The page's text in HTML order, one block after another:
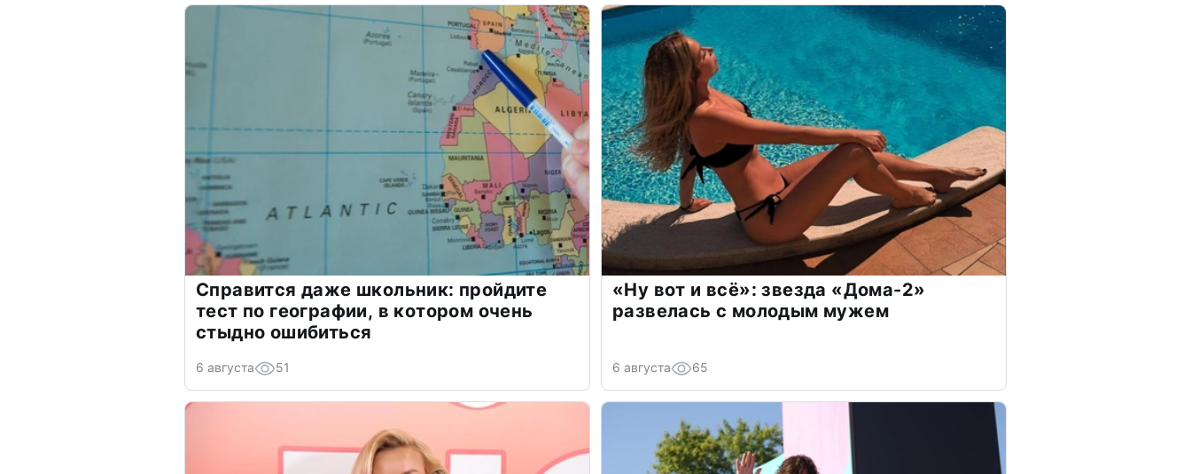
Справится даже школьник: пройдите
тест по географии, в котором очень
стыдно ошибиться
6 августа 51
«Ну вот и всё»: звезда «Дома-2»
развелась с молодым мужем
6 августа 65